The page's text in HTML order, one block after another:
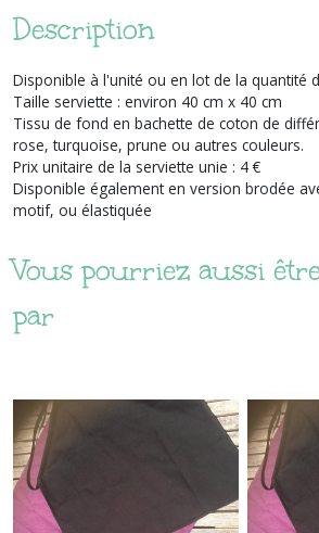
Description
Disponible à l'unité ou en lot de la quantité
Taille serviette : environ 40 cm x 40 cm
Tissu de fond en bachette de coton de
rose, turquoise, prune ou autres couleurs.
Prix unitaire de la serviette unie : 4 €
Disponible également en version brodée
motif, ou élastiquée
Vous pourriez aussi
par